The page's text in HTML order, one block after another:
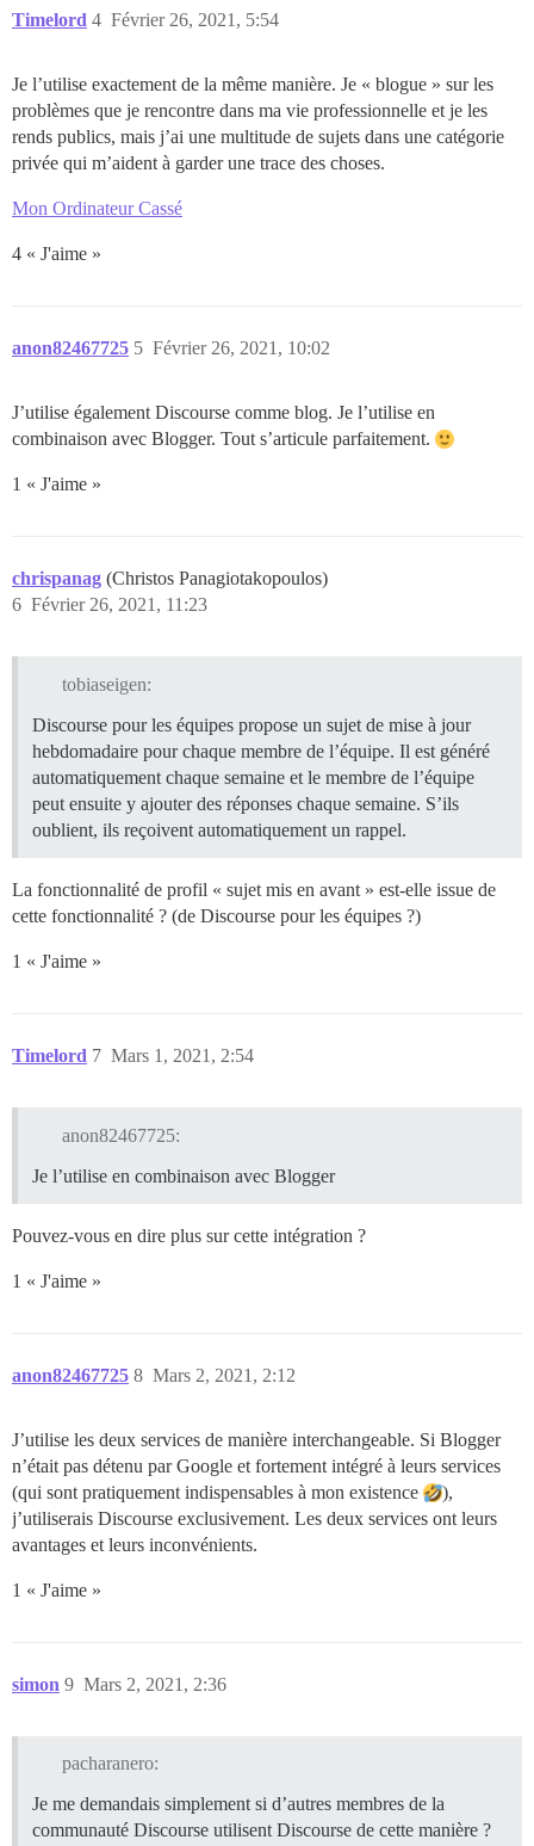
Timelord Février 26, 2021, 5:54
4
Je l’utilise exactement de la même manière. Je « blogue » sur les
problèmes que je rencontre dans ma vie professionnelle et je les
rends publics, mais j’ai une multitude de sujets dans une catégorie
privée qui m’aident à garder une trace des choses.
Mon Ordinateur Cassé
4 « J'aime »
anon82467725 Février 26, 2021, 10:02
5
J’utilise également Discourse comme blog. Je l’utilise en
combinaison avec Blogger. Tout s’articule parfaitement.
1 « J'aime »
chrispanag (Christos Panagiotakopoulos)
Février 26, 2021, 11:23
6
tobiaseigen:
Discourse pour les équipes propose un sujet de mise à jour
hebdomadaire pour chaque membre de l’équipe. Il est généré
automatiquement chaque semaine et le membre de l’équipe
peut ensuite y ajouter des réponses chaque semaine. S’ils
oublient, ils reçoivent automatiquement un rappel.
La fonctionnalité de profil « sujet mis en avant » est-elle issue de
cette fonctionnalité ? (de Discourse pour les équipes ?)
1 « J'aime »
Timelord Mars 1, 2021, 2:54
7
anon82467725:
Je l’utilise en combinaison avec Blogger
Pouvez-vous en dire plus sur cette intégration ?
1 « J'aime »
anon82467725 Mars 2, 2021, 2:12
8
J’utilise les deux services de manière interchangeable. Si Blogger
n’était pas détenu par Google et fortement intégré à leurs services
(qui sont pratiquement indispensables à mon existence
),
j’utiliserais Discourse exclusivement. Les deux services ont leurs
avantages et leurs inconvénients.
1 « J'aime »
simon Mars 2, 2021, 2:36
9
pacharanero:
Je me demandais simplement si d’autres membres de la
communauté Discourse utilisent Discourse de cette manière ?